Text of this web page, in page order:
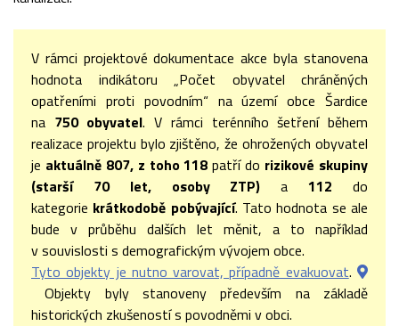
V rámci projektové dokumentace akce byla stanovena
hodnota indikátoru „Počet obyvatel chráněných
opatřeními proti povodním“ na území obce Šardice
na 750 obyvatel. V rámci terénního šetření během
realizace projektu bylo zjištěno, že ohrožených obyvatel
je aktuálně 807, z toho 118patří do rizikové skupiny
(starší 70 let, osoby ZTP)a 112do
kategorie krátkodobě pobývající. Tato hodnota se ale
bude v průběhu dalších let měnit, a to například
v souvislosti s demografickým vývojem obce.
Tyto objekty je nutno varovat, případně evakuovat.
Objekty byly stanoveny především na základě
historických zkušeností s povodněmi v obci.